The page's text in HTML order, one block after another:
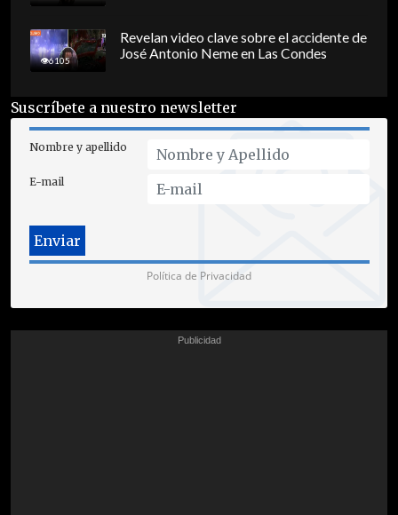
6105
Revelan video clave sobre el accidente de
José Antonio Neme en Las Condes
Suscríbete a nuestro newsletter
Nombre y apellido
E-mail
Política de Privacidad